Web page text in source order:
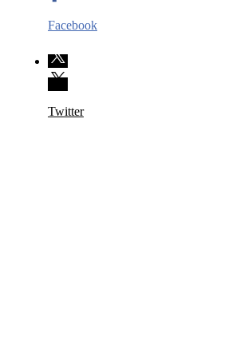
Facebook
Twitter